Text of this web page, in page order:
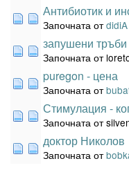
Антибиотик и
Започната отdidiA
запушени
Започната от
puregon - цена
Започната от
Стимулация -
Започната от
доктор Николов
Започната от